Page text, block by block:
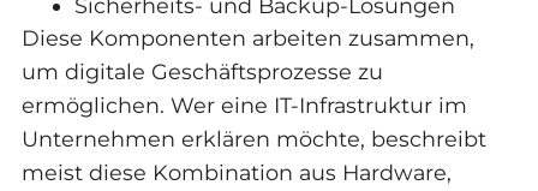
Sicherheits- und Backup-Lösungen
Diese Komponenten arbeiten zusammen,
um digitale Geschäftsprozesse zu
ermöglichen. Wer eine IT-Infrastruktur im
Unternehmen erklären möchte, beschreibt
meist diese Kombination aus Hardware,